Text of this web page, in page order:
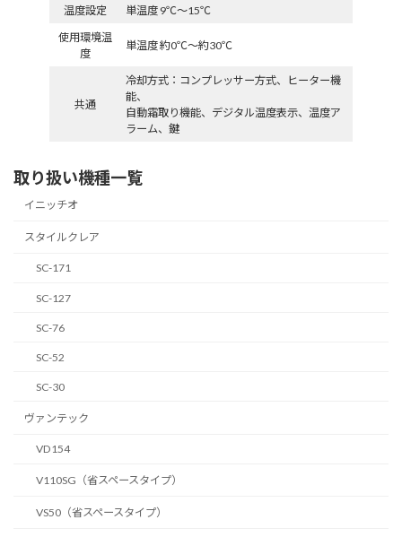
温度設定
単温度 9℃〜15℃
使用環境温
度
単温度 約0℃〜約30℃
共通
冷却方式：コンプレッサー方式、ヒーター機
能、
自動霜取り機能、デジタル温度表示、温度ア
ラーム、鍵
取り扱い機種一覧
イニッチオ
スタイルクレア
SC-171
SC-127
SC-76
SC-52
SC-30
ヴァンテック
VD154
V110SG（省スペースタイプ）
VS50（省スペースタイプ）